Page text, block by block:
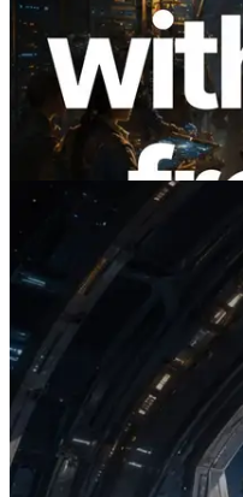
ERPC
API dengan
Region Global —
API Juga
2026.07.04